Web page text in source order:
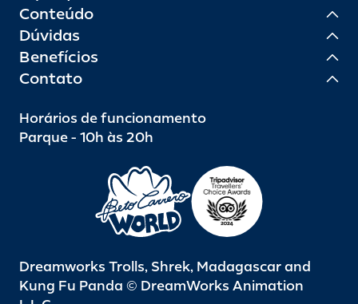
Conteúdo
Dúvidas
Benefícios
Contato
Horários de funcionamento
Parque - 10h às 20h
Dreamworks Trolls, Shrek, Madagascar and
Kung Fu Panda © DreamWorks Animation